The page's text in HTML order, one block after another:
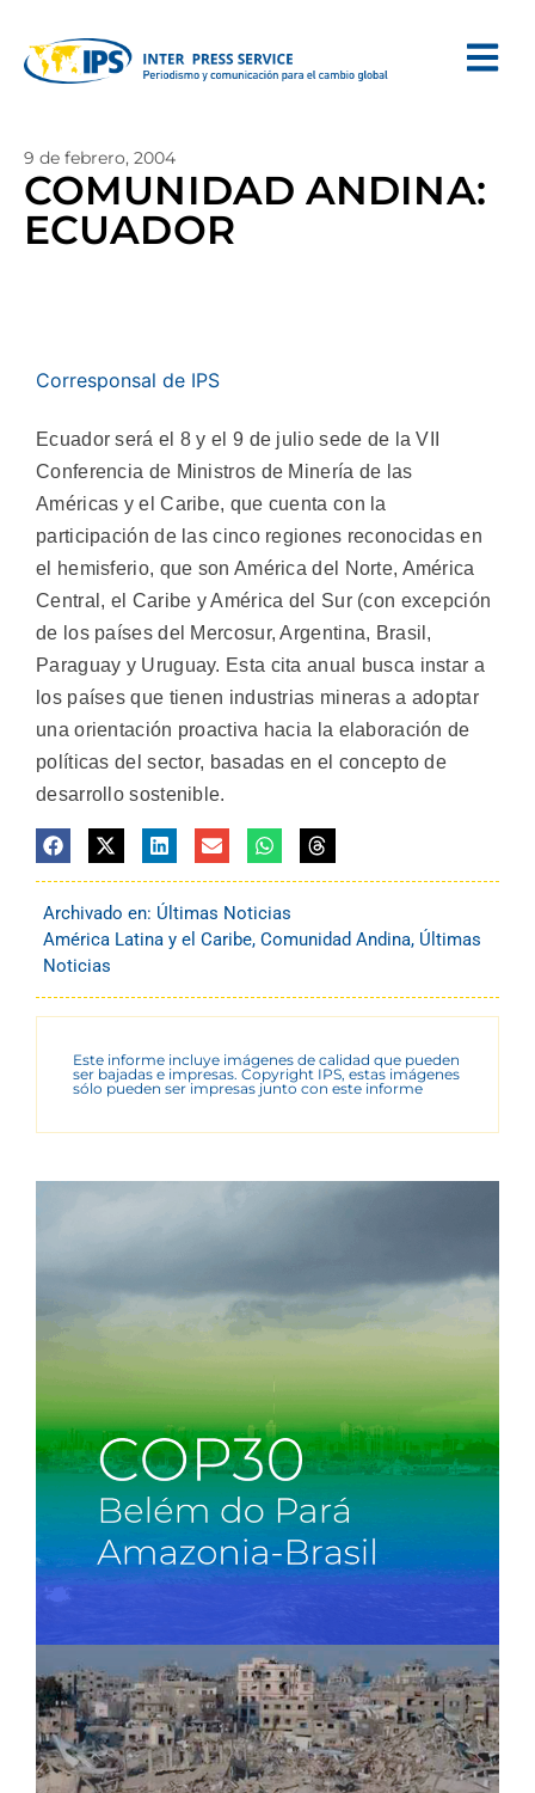
9 de febrero, 2004
COMUNIDAD ANDINA:
ECUADOR
Corresponsal de IPS
Ecuador será el 8 y el 9 de julio sede de la VII
Conferencia de Ministros de Minería de las
Américas y el Caribe, que cuenta con la
participación de las cinco regiones reconocidas en
el hemisferio, que son América del Norte, América
Central, el Caribe y América del Sur (con excepción
de los países del Mercosur, Argentina, Brasil,
Paraguay y Uruguay. Esta cita anual busca instar a
los países que tienen industrias mineras a adoptar
una orientación proactiva hacia la elaboración de
políticas del sector, basadas en el concepto de
desarrollo sostenible.
Archivado en: Últimas Noticias
América Latina y el Caribe, Comunidad Andina, Últimas
Noticias
Este informe incluye imágenes de calidad que pueden
ser bajadas e impresas. Copyright IPS, estas imágenes
sólo pueden ser impresas junto con este informe